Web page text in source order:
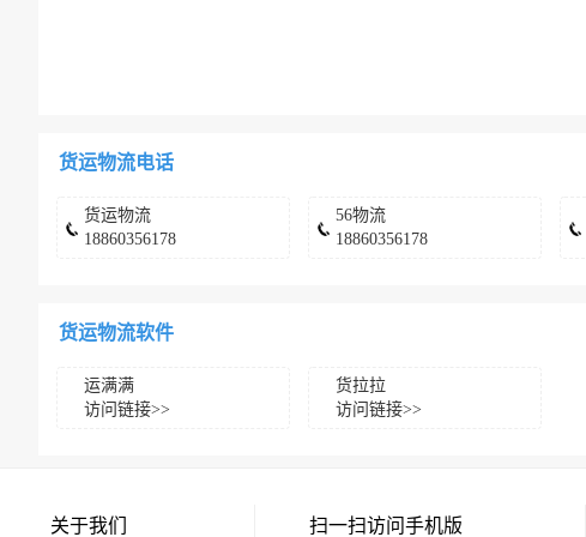
货运物流电话
货运物流
18860356178
56物流
18860356178
货运物流软件
运满满
访问链接>>
货拉拉
访问链接>>
关于我们 扫一扫访问手机版